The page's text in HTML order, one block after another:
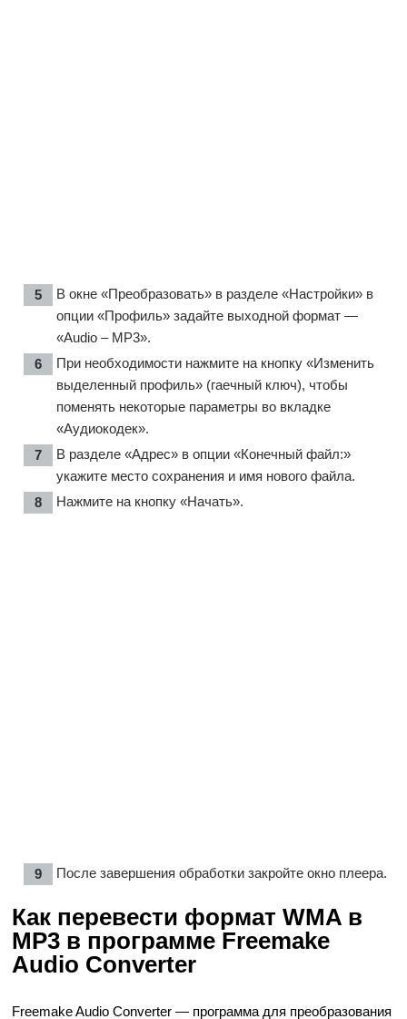
В окне «Преобразовать» в разделе «Настройки» в
опции «Профиль» задайте выходной формат —
«Audio – MP3».
При необходимости нажмите на кнопку «Изменить
выделенный профиль» (гаечный ключ), чтобы
поменять некоторые параметры во вкладке
«Аудиокодек».
В разделе «Адрес» в опции «Конечный файл:»
укажите место сохранения и имя нового файла.
Нажмите на кнопку «Начать».
После завершения обработки закройте окно плеера.
Как перевести формат WMA в
MP3 в программе Freemake
Audio Converter
Freemake Audio Converter — программа для преобразования